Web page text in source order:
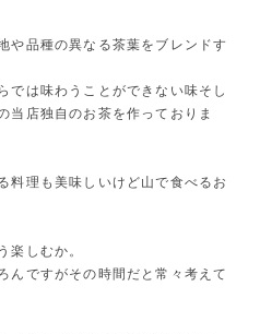
や品種の異なる茶葉をブレンドす
では味わうことができない味そし
当店独自のお茶を作っておりま
料理も美味しいけど山で食べるお
楽しむか。
んですがその時間だと常々考えて